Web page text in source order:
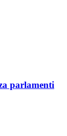
parlamenti